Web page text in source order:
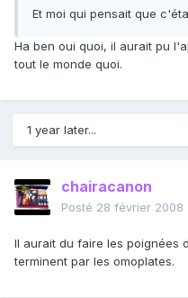
Et moi qui pensait que
Ha ben oui quoi, il aurait pu
tout le monde quoi.
1 year later...
chairacanon
Posté 28 février 2008
Il aurait du faire les poignées
terminent par les omoplates.